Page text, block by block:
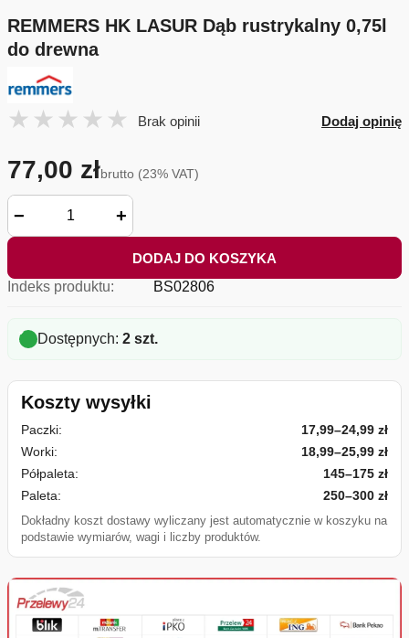
REMMERS HK LASUR Dąb rustrykalny 0,75l
do drewna
Brak opinii Dodaj opinię
77,00 złbrutto (23% VAT)
− +
DODAJ DO KOSZYKA
Indeks produktu:
BS02806
Dostępnych: 2 szt.
Koszty wysyłki
Paczki:
17,99–24,99 zł
Worki:
18,99–25,99 zł
Półpaleta:
145–175 zł
Paleta:
250–300 zł
Dokładny koszt dostawy wyliczany jest automatycznie w koszyku na
podstawie wymiarów, wagi i liczby produktów.